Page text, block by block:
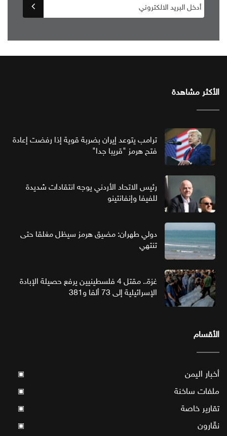
الأكثر مشاهدة
ترامب يتوعد إيران بضربة قوية إذا رفضت إعادة
فتح هرمز "قريبا جدا"
رئيس الاتحاد الأردني يوجه انتقادات شديدة
للفيفا وإنفانتينو
دولي طهران: مضيق هرمز سيظل مغلقا حتى
تنتهي
غزة.. مقتل 4 فلسطينيين يرفع حصيلة الإبادة
الإسرائيلية إلى 73 ألفا و381
الأقسام
أخبار اليمن ▣
ملفات ساخنة ▣
تقارير خاصة ▣
نقّارون ▣